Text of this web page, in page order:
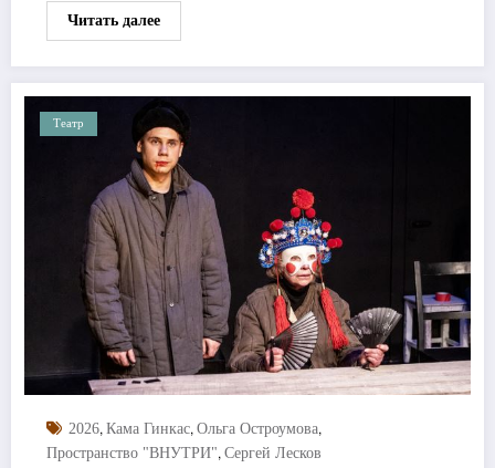
Читать далее
Театр
2026, Кама Гинкас, Ольга Остроумова,
Пространство "ВНУТРИ", Сергей Лесков